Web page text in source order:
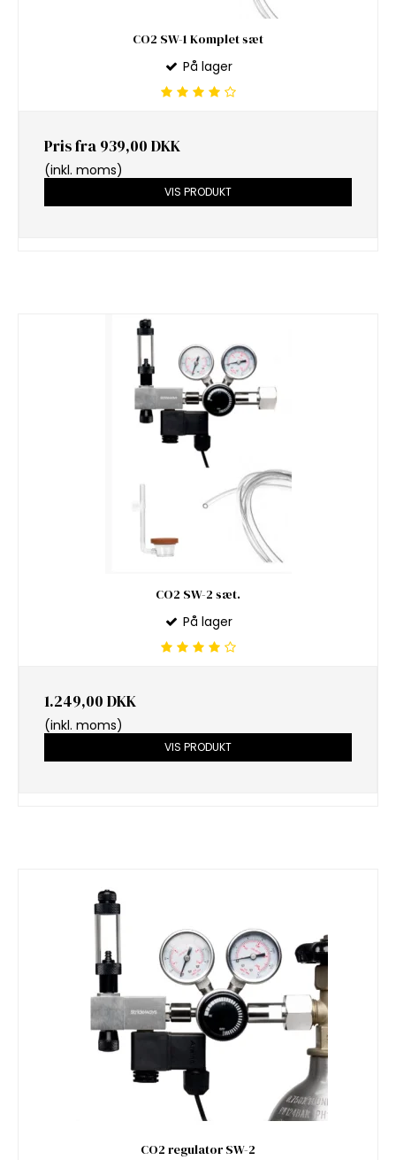
CO2 SW-1 Komplet sæt
På lager
Pris fra 939,00 DKK
(inkl. moms)
VIS PRODUKT
CO2 SW-2 sæt.
På lager
1.249,00 DKK
(inkl. moms)
VIS PRODUKT
CO2 regulator SW-2